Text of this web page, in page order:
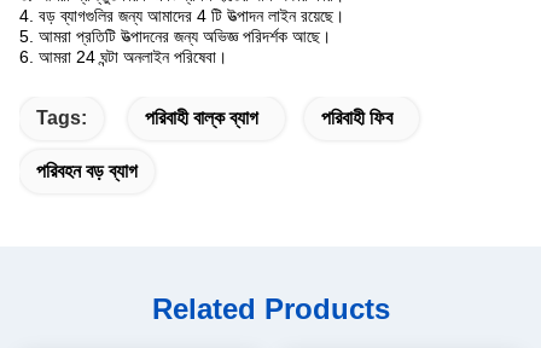
4. বড় ব্যাগগুলির জন্য আমাদের 4 টি উত্পাদন লাইন রয়েছে।
5. আমরা প্রতিটি উত্পাদনের জন্য অভিজ্ঞ পরিদর্শক আছে।
6. আমরা 24 ঘন্টা অনলাইন পরিষেবা।
Tags: পরিবাহী বাল্ক ব্যাগ পরিবাহী ফিব
পরিবহন বড় ব্যাগ
Related Products